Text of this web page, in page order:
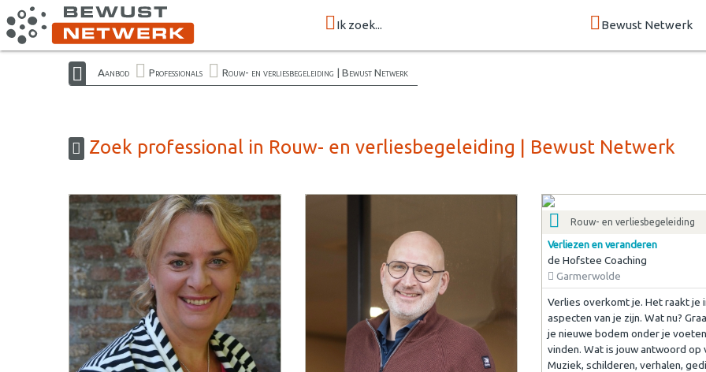
Ik zoek... Bewust Netwerk
Aanbod Professionals Rouw- en verliesbegeleiding | Bewust Netwerk
Zoek professional in Rouw- en verliesbegeleiding | Bewust Netwerk
Rouw- en verliesbegeleiding
Verliezen en veranderen
de Hofstee Coaching
Garmerwolde
Verlies overkomt je. Het raakt je
aspecten van je zijn. Wat nu?
je nieuwe bodem onder je
vinden. Wat is jouw antwoord op
Muziek, schilderen, verhalen,